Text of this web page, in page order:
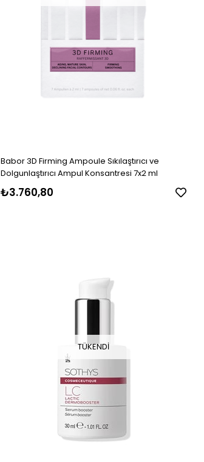
Babor 3D Firming Ampoule Sıkılaştırıcı ve
Dolgunlaştırıcı Ampul Konsantresi 7x2 ml
₺3.760,80
TÜKENDI